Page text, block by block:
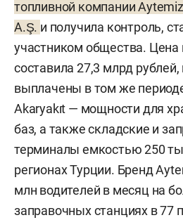
топливной компании Aytemiz
A.Ş. и получила контроль,
участником общества. Цена
составила 27,3 млрд
выплачены в том же
Akaryakıt — мощности для
баз, а также складские и
терминалы емкостью 250
регионах Турции. Бренд
млн водителей в месяц на
заправочных станциях в 77